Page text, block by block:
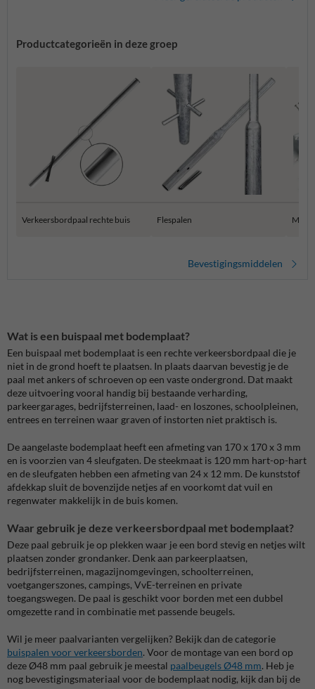
Productcategorieën in deze groep
Verkeersbordpaal rechte buis Flespalen
Bevestigingsmiddelen
Wat is een buispaal met bodemplaat?
Een buispaal met bodemplaat is een rechte verkeersbordpaal die je
niet in de grond hoeft te plaatsen. In plaats daarvan bevestig je de
paal met ankers of schroeven op een vaste ondergrond. Dat maakt
deze uitvoering vooral handig bij bestaande verharding,
parkeergarages, bedrijfsterreinen, laad- en loszones, schoolpleinen,
entrees en terreinen waar graven of instorten niet praktisch is.
De aangelaste bodemplaat heeft een afmeting van 170 x 170 x 3 mm
en is voorzien van 4 sleufgaten. De steekmaat is 120 mm hart-op-hart
en de sleufgaten hebben een afmeting van 24 x 12 mm. De kunststof
afdekkap sluit de bovenzijde netjes af en voorkomt dat vuil en
regenwater makkelijk in de buis komen.
Waar gebruik je deze verkeersbordpaal met bodemplaat?
Deze paal gebruik je op plekken waar je een bord stevig en netjes wilt
plaatsen zonder grondanker. Denk aan parkeerplaatsen,
bedrijfsterreinen, magazijnomgevingen, schoolterreinen,
voetgangerszones, campings, VvE-terreinen en private
toegangswegen. De paal is geschikt voor borden met een dubbel
omgezette rand in combinatie met passende beugels.
Wil je meer paalvarianten vergelijken? Bekijk dan de categorie
buispalen voor verkeersborden. Voor de montage van een bord op
deze Ø48 mm paal gebruik je meestal paalbeugels Ø48 mm. Heb je
nog bevestigingsmateriaal voor de bodemplaat nodig, kijk dan bij de